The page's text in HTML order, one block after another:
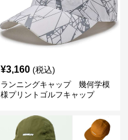
¥3,160 (税込)
ランニングキャップ 幾何学模
様プリントゴルフキャップ